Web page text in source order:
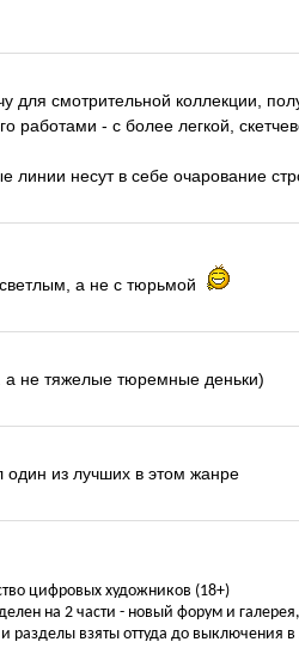
для смотрительной коллекции,
работами - с более легкой,
линии несут в себе очарование
а не с тюрьмой
а не тяжелые тюремные деньки)
один из лучших в этом жанре
цифровых художников (18+)
на 2 части - новый форум и
разделы взяты оттуда до выключения